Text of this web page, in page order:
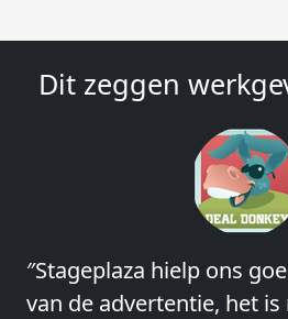
Dit zeggen
″Stageplaza hielp ons
van de advertentie, het
″Wij hebben in ieder
ervaringen met